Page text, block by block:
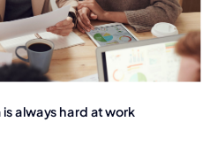
always hard at work